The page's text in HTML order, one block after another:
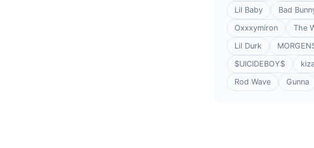
Lil Baby
Bad
Oxxxymiron
The
Lil Durk
$UICIDEBOY$
Rod Wave
Gunna